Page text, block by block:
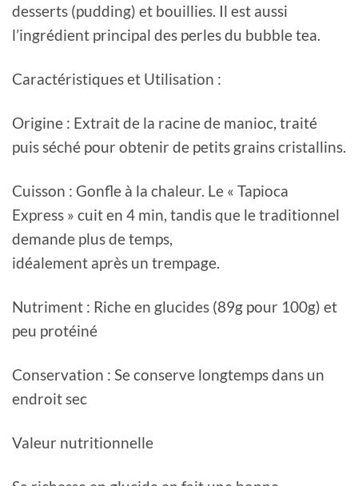
desserts (pudding) et bouillies. Il est aussi
l’ingrédient principal des perles du bubble tea.
Caractéristiques et Utilisation :
Origine : Extrait de la racine de manioc, traité
puis séché pour obtenir de petits grains cristallins.
Cuisson : Gonfle à la chaleur. Le « Tapioca
Express » cuit en 4 min, tandis que le traditionnel
demande plus de temps,
idéalement après un trempage.
Nutriment : Riche en glucides (89g pour 100g) et
peu protéiné
Conservation : Se conserve longtemps dans un
endroit sec
Valeur nutritionnelle